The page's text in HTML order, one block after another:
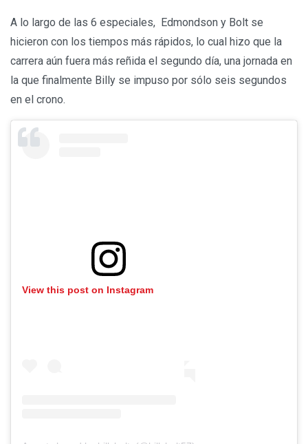
A lo largo de las 6 especiales, Edmondson y Bolt se
hicieron con los tiempos más rápidos, lo cual hizo que la
carrera aún fuera más reñida el segundo día, una jornada en
la que finalmente Billy se impuso por sólo seis segundos
en el crono.
View this post on Instagram